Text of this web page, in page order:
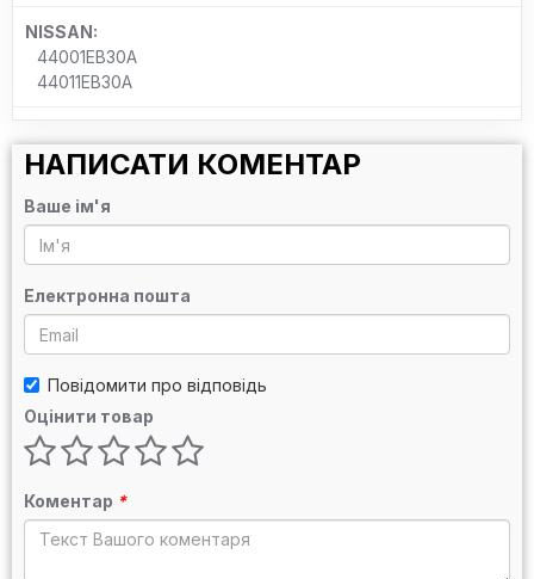
NISSAN:
44001EB30A
44011EB30A
НАПИСАТИ КОМЕНТАР
Ваше ім'я
Електронна пошта
Повідомити про відповідь
Оцінити товар
Коментар *